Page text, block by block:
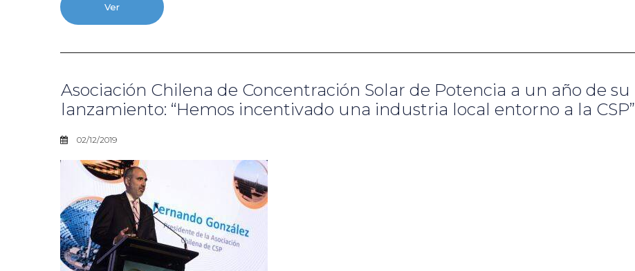
Ver
Asociación Chilena de Concentración Solar de Potencia a un año de su
lanzamiento: “Hemos incentivado una industria local entorno a la CSP”
02/12/2019